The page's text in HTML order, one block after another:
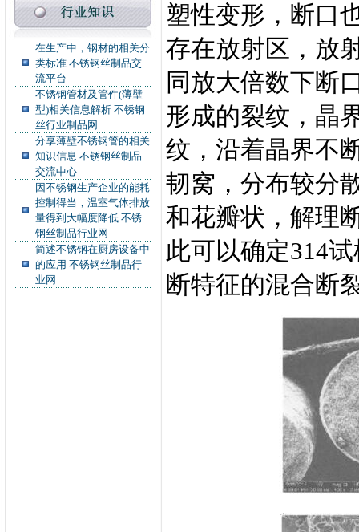
在生产中，钢材的相关分
类标准 不锈钢丝制品交
流平台
不锈钢管材及管件(薄壁
型)相关信息解析 不锈钢
丝行业制品网
分享薄壁不锈钢管的相关
知识信息 不锈钢丝制品
交流中心
因不锈钢生产企业的能耗
控制得当，温室气体排放
量得到大幅度降低 不锈
钢丝制品行业网
简述不锈钢在厨房设备中
的应用 不锈钢丝制品行
业网
塑性变形，断口
存在放射区，放
同放大倍数下断
形成的裂纹，晶
纹，沿着晶界不
韧窝，分布较分
和花瓣状，解理
此可以确定314
断特征的混合断